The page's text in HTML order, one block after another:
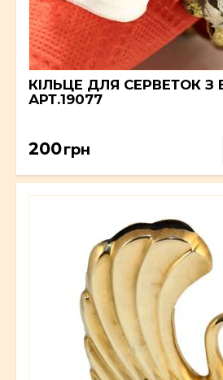
КІЛЬЦЕ ДЛЯ СЕРВЕТОК
АРТ.19077
200грн